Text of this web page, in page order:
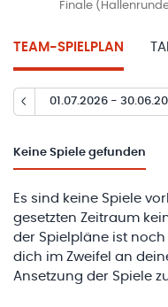
Finale
TEAM-SPIELPLAN
01.07.2026 -
Keine Spiele gefunden
Es sind keine Spiele
gesetzten Zeitraum
der Spielpläne ist
dich im Zweifel an
Ansetzung der Spiele